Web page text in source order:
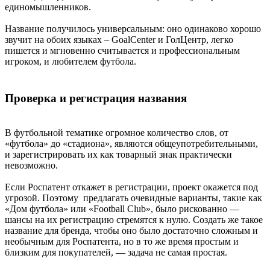
единомышленников.
Название получилось универсальным: оно одинаково хорошо
звучит на обоих языках – GoalCenter и ГолЦентр, легко
пишется и мгновенно считывается и профессиональным
игроком, и любителем футбола.
Проверка и регистрация названия
В футбольной тематике огромное количество слов, от
«футбола» до «стадиона», являются общеупотребительными,
и зарегистрировать их как товарный знак практически
невозможно.
Если Роспатент откажет в регистрации, проект окажется под
угрозой. Поэтому предлагать очевидные варианты, такие как
«Дом футбола» или «Football Club», было рискованно —
шансы на их регистрацию стремятся к нулю. Создать же такое
название для бренда, чтобы оно было достаточно сложным и
необычным для Роспатента, но в то же время простым и
близким для покупателей, — задача не самая простая.